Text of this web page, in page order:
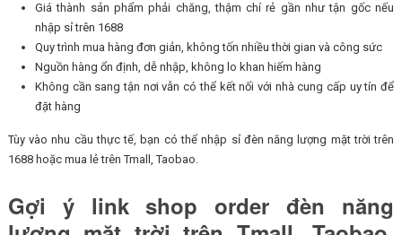
Giá thành sản phẩm phải chăng, thậm chí rẻ gần như tận gốc nếu
nhập sỉ trên 1688
Quy trình mua hàng đơn giản, không tốn nhiều thời gian và công sức
Nguồn hàng ổn định, dễ nhập, không lo khan hiếm hàng
Không cần sang tận nơi vẫn có thể kết nối với nhà cung cấp uy tín để
đặt hàng
Tùy vào nhu cầu thực tế, bạn có thể nhập sỉ đèn năng lượng mặt trời trên
1688 hoặc mua lẻ trên Tmall, Taobao.
Gợi ý link shop order đèn năng